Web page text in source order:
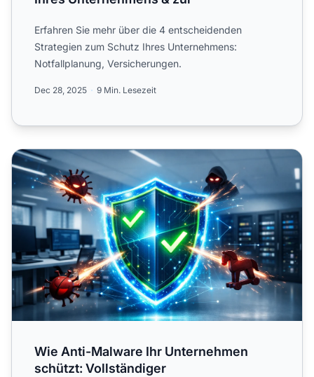
Erfahren Sie mehr über die 4 entscheidenden
Strategien zum Schutz Ihres Unternehmens:
Notfallplanung, Versicherungen.
Dec 28, 2025 9 Min. Lesezeit
Wie Anti-Malware Ihr Unternehmen schützt: Vollständiger
Wie Anti-Malware Ihr Unternehmen
schützt: Vollständiger